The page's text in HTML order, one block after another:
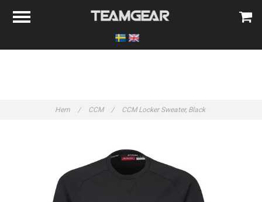
Hem / CCM / CCM Locker Sweater, Black